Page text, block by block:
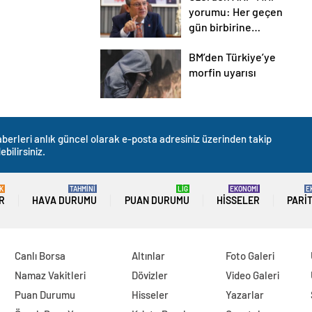
yorumu: Her geçen
gün birbirine
BM’den Türkiye’ye
morfin uyarısı
anlık güncel olarak e-posta adresiniz üzerinden takip
HAVA DURUMU
TAHMİNİ
PUAN DURUMU
LİG
HISSELER
EKONOMİ
Canlı Borsa
Namaz Vakitleri
Puan Durumu
Altınlar
Dövizler
Hisseler
Foto Galeri
Video Galeri
Yazarlar